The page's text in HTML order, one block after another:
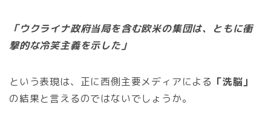
「ウクライナ政府当局を含む欧米の集団は、ともに衝
撃的な冷笑主義を示した」
という表現は、正に西側主要メディアによる 「洗脳」
の結果と言えるのではないでしょうか。